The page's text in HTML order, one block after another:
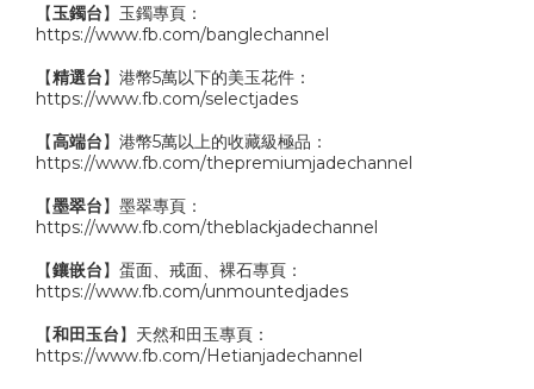
【玉鐲台】玉鐲專頁：
https://www.fb.com/banglechannel
【精選台】港幣5萬以下的美玉花件：
https://www.fb.com/selectjades
【高端台】港幣5萬以上的收藏級極品：
https://www.fb.com/thepremiumjadechannel
【墨翠台】墨翠專頁：
https://www.fb.com/theblackjadechannel
【鑲嵌台】蛋面、戒面、裸石專頁：
https://www.fb.com/unmountedjades
【和田玉台】天然和田玉專頁：
https://www.fb.com/Hetianjadechannel